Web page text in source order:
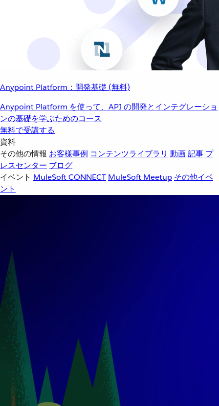
Anypoint Platform：開発基礎 (無料)
Anypoint Platform を使って、API の開発とインテグレーショ
ンの基礎を学ぶためのコース
無料で受講する
資料
その他の情報 お客様事例 コンテンツライブラリ 動画記事 プ
レスセンター ブログ
イベント MuleSoft CONNECT MuleSoft Meetup その他イベ
ント